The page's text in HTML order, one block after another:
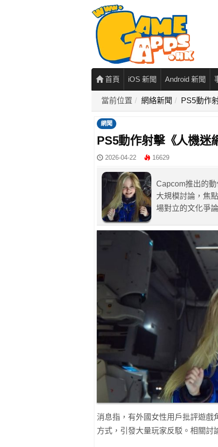
首頁 iOS 新聞 Android 新聞
當前位置 網絡新聞 PS5動作
網聞
PS5動作射擊《人機迷
2026-04-22 16629
Capcom推出的
大規模討論，焦
場對立的文化爭
消息指，有外國女性用戶批評遊戲
方式，引發大量玩家反駁。相關討